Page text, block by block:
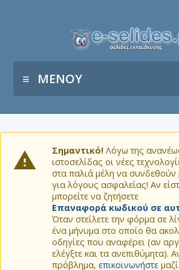
ΜΕΝΟΥ
Σημαντικό! Λόγω της
ιστοσελίδας οι νέες
στα παλιά μέλη να συνδεθούν
για λόγους ασφαλείας! Αν
μπορείτε να ζητήσετε
Επαναφορά κωδικού σε
Όταν στείλετε την φόρμα σε
ένα μήνυμα στο οποίο θα
οδηγίες που αναφέρει (αν
ελέγξτε και τα ανεπιθύμητα).
πρόβλημα, επικοινωνήστε